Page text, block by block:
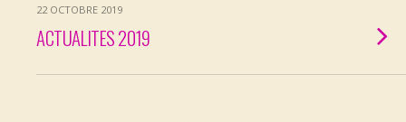
22 OCTOBRE 2019
ACTUALITES 2019